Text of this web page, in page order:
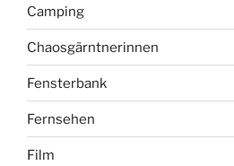
Camping
Chaosgärntnerinnen
Fensterbank
Fernsehen
Film